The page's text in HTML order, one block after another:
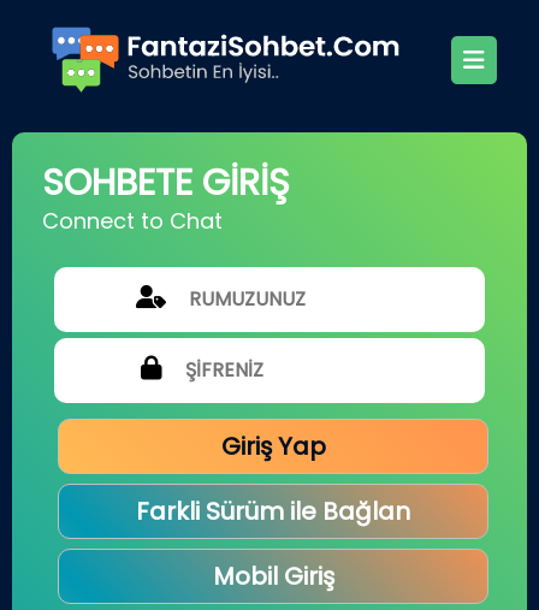
SOHBETE GİRİŞ
Connect to Chat
Giriş Yap
Farkli Sürüm ile Bağlan
Mobil Giriş